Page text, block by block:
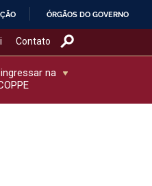
ÓRGÃOS DO GOVERNO
Contato
na